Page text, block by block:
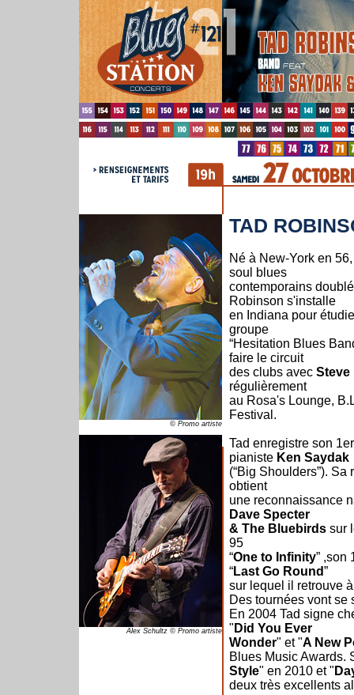
© Promo artiste
Alex Schultz © Promo artiste
TAD
Né à New-York en
soul blues
contemporains
Robinson s'installe
en Indiana pour
groupe
“Hesitation Blues
faire le circuit
des clubs avec Steve
régulièrement
au Rosa's Lounge,
Festival.
Tad enregistre son
pianiste Ken Saydak
(“Big Shoulders”).
obtient
une reconnaissance
Dave Specter
& The Bluebirds sur
95
“One to Infinity” ,son
“Last Go Round”
sur lequel il retrouve
Des tournées vont
En 2004 Tad signe
" Did You Ever
Wonder" et "A New
Blues Music Awards.
Style" en 2010 et "
deux très excellents